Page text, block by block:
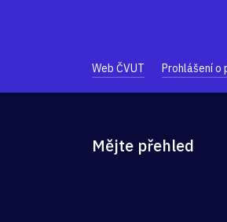
Web ČVUT Prohlášení o
Mějte přehled